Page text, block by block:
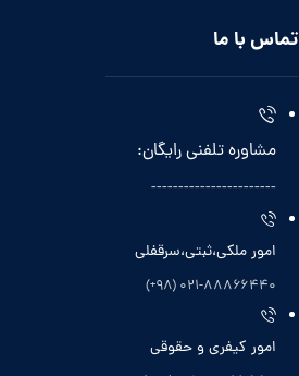
تماس با ما
مشاوره تلفنی رایگان:
-----------------------
امور ملکی،ثبتی،سرقفلی
۰۲۱-۸۸۸۶۶۴۴۰ (۹۸+)
امور کیفری و حقوقی